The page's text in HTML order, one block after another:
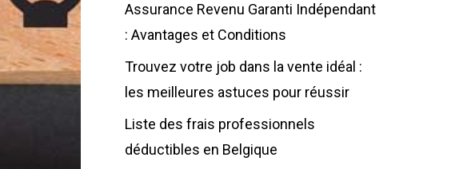
Assurance Revenu Garanti Indépendant
: Avantages et Conditions
Trouvez votre job dans la vente idéal :
les meilleures astuces pour réussir
Liste des frais professionnels
déductibles en Belgique